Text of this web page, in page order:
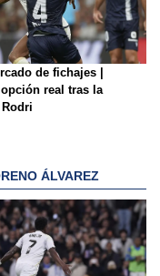
de fichajes |
real tras la
ÁLVAREZ